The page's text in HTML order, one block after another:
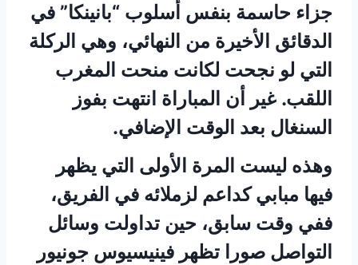
جزاء حاسمة بنفس أسلوب “بانينكا” في
الدقائق الأخيرة من النهائي، وهي الركلة
التي لو نجحت لكانت منحت المغرب
اللقب. غير أن المباراة انتهت بفوز
السنغال بعد الوقت الإضافي.
وهذه ليست المرة الأولى التي يظهر
فيها مبابي كداعم لزملائه في الفريق،
ففي وقت سابق، حين تداولت وسائل
التواصل صورا تظهر فينيسيوس جونيور